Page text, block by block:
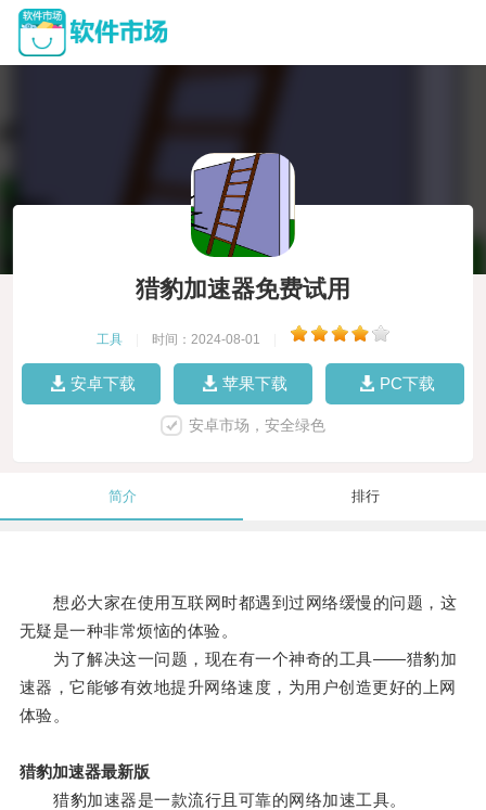
猎豹加速器免费试用
工具 时间：2024-08-01
安卓下载 苹果下载 PC下载
安卓市场，安全绿色
简介 排行
想必大家在使用互联网时都遇到过网络缓慢的问题，这
无疑是一种非常烦恼的体验。
为了解决这一问题，现在有一个神奇的工具——猎豹加
速器，它能够有效地提升网络速度，为用户创造更好的上网
体验。
猎豹加速器最新版
猎豹加速器是一款流行且可靠的网络加速工具。